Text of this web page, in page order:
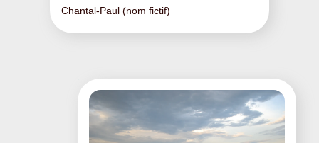
Chantal-Paul (nom fictif)